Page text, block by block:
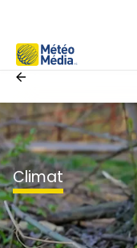
climat